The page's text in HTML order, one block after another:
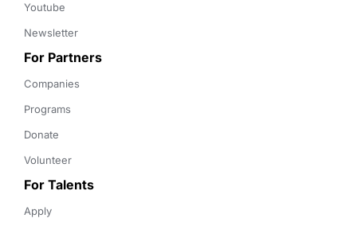
Youtube
Newsletter
For Partners
Companies
Programs
Donate
Volunteer
For Talents
Apply